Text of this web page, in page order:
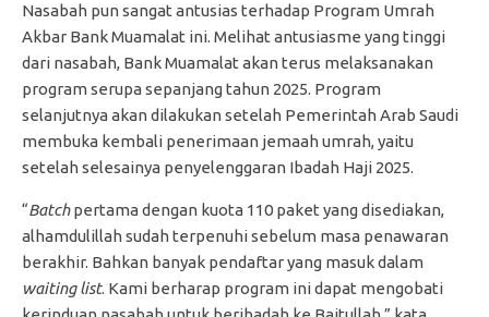
Nasabah pun sangat antusias terhadap Program Umrah
Akbar Bank Muamalat ini. Melihat antusiasme yang tinggi
dari nasabah, Bank Muamalat akan terus melaksanakan
program serupa sepanjang tahun 2025. Program
selanjutnya akan dilakukan setelah Pemerintah Arab Saudi
membuka kembali penerimaan jemaah umrah, yaitu
setelah selesainya penyelenggaran Ibadah Haji 2025.
“Batchpertama dengan kuota 110 paket yang disediakan,
alhamdulillah sudah terpenuhi sebelum masa penawaran
berakhir. Bahkan banyak pendaftar yang masuk dalam
waiting list. Kami berharap program ini dapat mengobati